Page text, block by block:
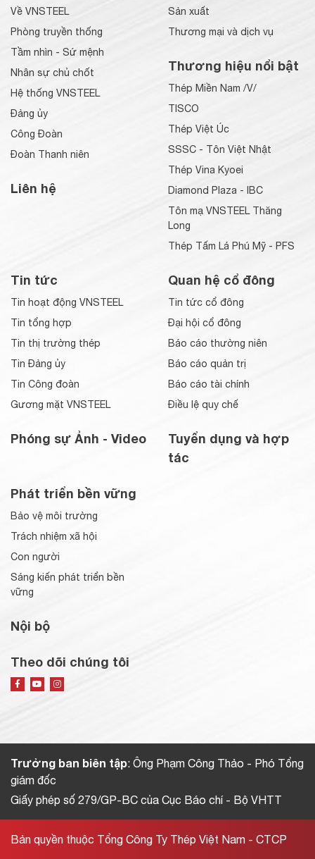
Về VNSTEEL
Phòng truyền thống
Tầm nhìn - Sứ mệnh
Nhân sự chủ chốt
Hệ thống VNSTEEL
Đảng ủy
Công Đoàn
Đoàn Thanh niên
Liên hệ
Sản xuất
Thương mại và dịch vụ
Thương hiệu nổi bật
Thép Miền Nam /V/
TISCO
Thép Việt Úc
SSSC - Tôn Việt Nhật
Thép Vina Kyoei
Diamond Plaza - IBC
Tôn mạ VNSTEEL Thăng
Long
Thép Tấm Lá Phú Mỹ - PFS
Tin tức
Tin hoạt động VNSTEEL
Tin tổng hợp
Tin thị trường thép
Tin Đảng ủy
Tin Công đoàn
Gương mặt VNSTEEL
Phóng sự Ảnh - Video
Quan hệ cổ đông
Tin tức cổ đông
Đại hội cổ đông
Báo cáo thường niên
Báo cáo quản trị
Báo cáo tài chính
Điều lệ quy chế
Tuyển dụng và hợp
tác
Phát triển bền vững
Bảo vệ môi trường
Trách nhiệm xã hội
Con người
Sáng kiến phát triển bền
vững
Nội bộ
Theo dõi chúng tôi
Trưởng ban biên tập: Ông Phạm Công Thảo - Phó Tổng
giám đốc
Giấy phép số 279/GP-BC của Cục Báo chí - Bộ VHTT
Bản quyền thuộc Tổng Công Ty Thép Việt Nam - CTCP